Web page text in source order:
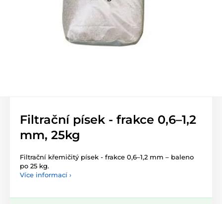
Filtrační písek - frakce 0,6–1,2
mm, 25kg
Filtrační křemičitý písek - frakce 0,6–1,2 mm – baleno
po 25 kg.
Více informací ›